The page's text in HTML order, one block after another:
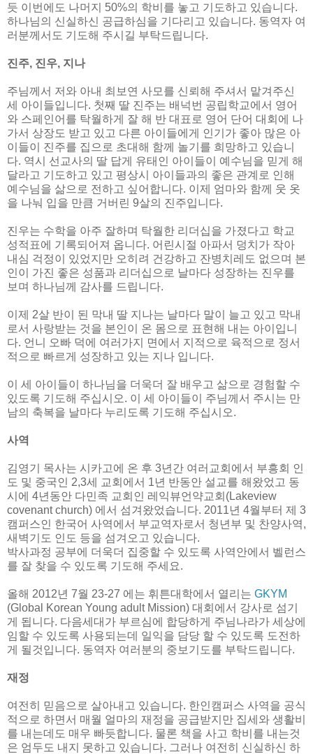
듯 이번에도 나머지 50%의 학비를 놓고 기도하고 있습니다.
하나님의 신실하신 공급하심을 기다리고 있습니다. 동역자 여
러분께서도 기도해 주시길 부탁드립니다.
진주, 진우, 지나
주님께서 저와 아내 최보연 사모를 신뢰해 주셔서 맡겨주신
세 아이들입니다. 첫째 딸 진주는 배넉번 공립학교에서 영어
와 스페인어를 탁월하게 잘 해 반 대표로 영어 단어 대회에 나
가서 상장도 받고 있고 다른 아이들에게 인기가 좋아 많은 아
이들이 진주를 집으로 초대해 함께 놀기를 희망하고 있습니
다. 역시 선교사의 딸 답게 유태인 아이들이 예수님을 믿게 해
달라고 기도하고 있고 평상시 아이들과의 좋은 관계로 인해
예수님을 삶으로 전하고 싶어합니다. 이제 엄마와 함께 웃 옷
을 나눠 입을 만큼 거버린 9살의 진주입니다.
진우는 수학을 아주 잘하며 탁월한 리더십을 가졌다고 학교
성적표에 기록되어져 옵니다. 어린시절 아파서 덩치가 작아
내심 걱정이 있었지만 오히려 건강하고 잔병치레도 없으며 본
인이 가진 좋은 성품과 리더십으로 날마다 성장하는 진우를
보며 하나님께 감사를 드립니다.
이제 2살 반이 된 막내 딸 지나는 날마다 말이 늘고 있고 막내
로서 사랑받는 것을 본인이 온 몸으로 표현해 내는 아이입니
다. 언니 오빠 덕에 여러가지 면에서 지적으로 육적으로 정서
적으로 빠르게 성장하고 있는 지나 입니다.
이 세 아이들이 하나님을 더욱더 잘 배우고 삶으로 경험할 수
있도록 기도해 주십시오. 이 세 아이들이 주님께서 주시는 만
남의 축복을 날마다 누리도록 기도해 주십시오.
사역
김영기 목사는 시카고에 온 후 3년간 여러교회에서 부흥회 인
도 및 중국인 2,3세 교회에서 1년 반동안 설교를 해왔었고 동
시에 4년동안 다민족 교회인 레익뷰언약교회(Lakeview
covenant church) 에서 섬겨왔었습니다. 2011년 4월부터 제 3
캠퍼스인 한국어 사역에서 부교역자로서 청년부 및 찬양사역,
새벽기도 인도 등을 섬겨오고 있습니다.
박사과정 공부에 더욱더 집중할 수 있도록 사역안에서 벨런스
를 잘 찾을 수 있도록 기도해 주세요.
올해 2012년 7월 23-27 에는 휘튼대학에서 열리는 GKYM
(Global Korean Young adult Mission) 대회에서 강사로 섬기
게 됩니다. 다음세대가 부르심에 합당하게 주님나라가 세상에
임할 수 있도록 사용되는데 일익을 담당 할 수 있도록 도전하
게 될것입니다. 동역자 여러분의 중보기도를 부탁드립니다.
재정
여전히 믿음으로 살아내고 있습니다. 한인캠퍼스 사역을 공식
적으로 하면서 매월 얼마의 재정을 공급받지만 집세와 생활비
를 내는데도 매우 빠듯합니다. 물론 책을 사고 학비를 내는것
은 엄두도 내지 못하고 있습니다. 그러나 여전히 신실하신 하